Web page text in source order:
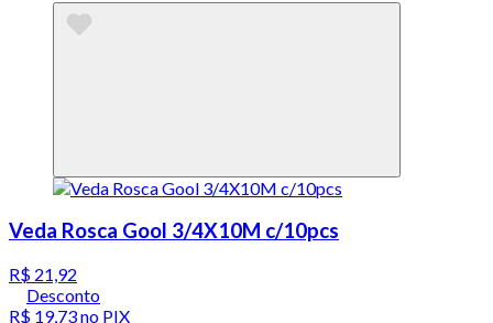
Veda Rosca Gool 3/4X10M c/10pcs
R$ 21,92
Desconto
R$ 19,73no PIX